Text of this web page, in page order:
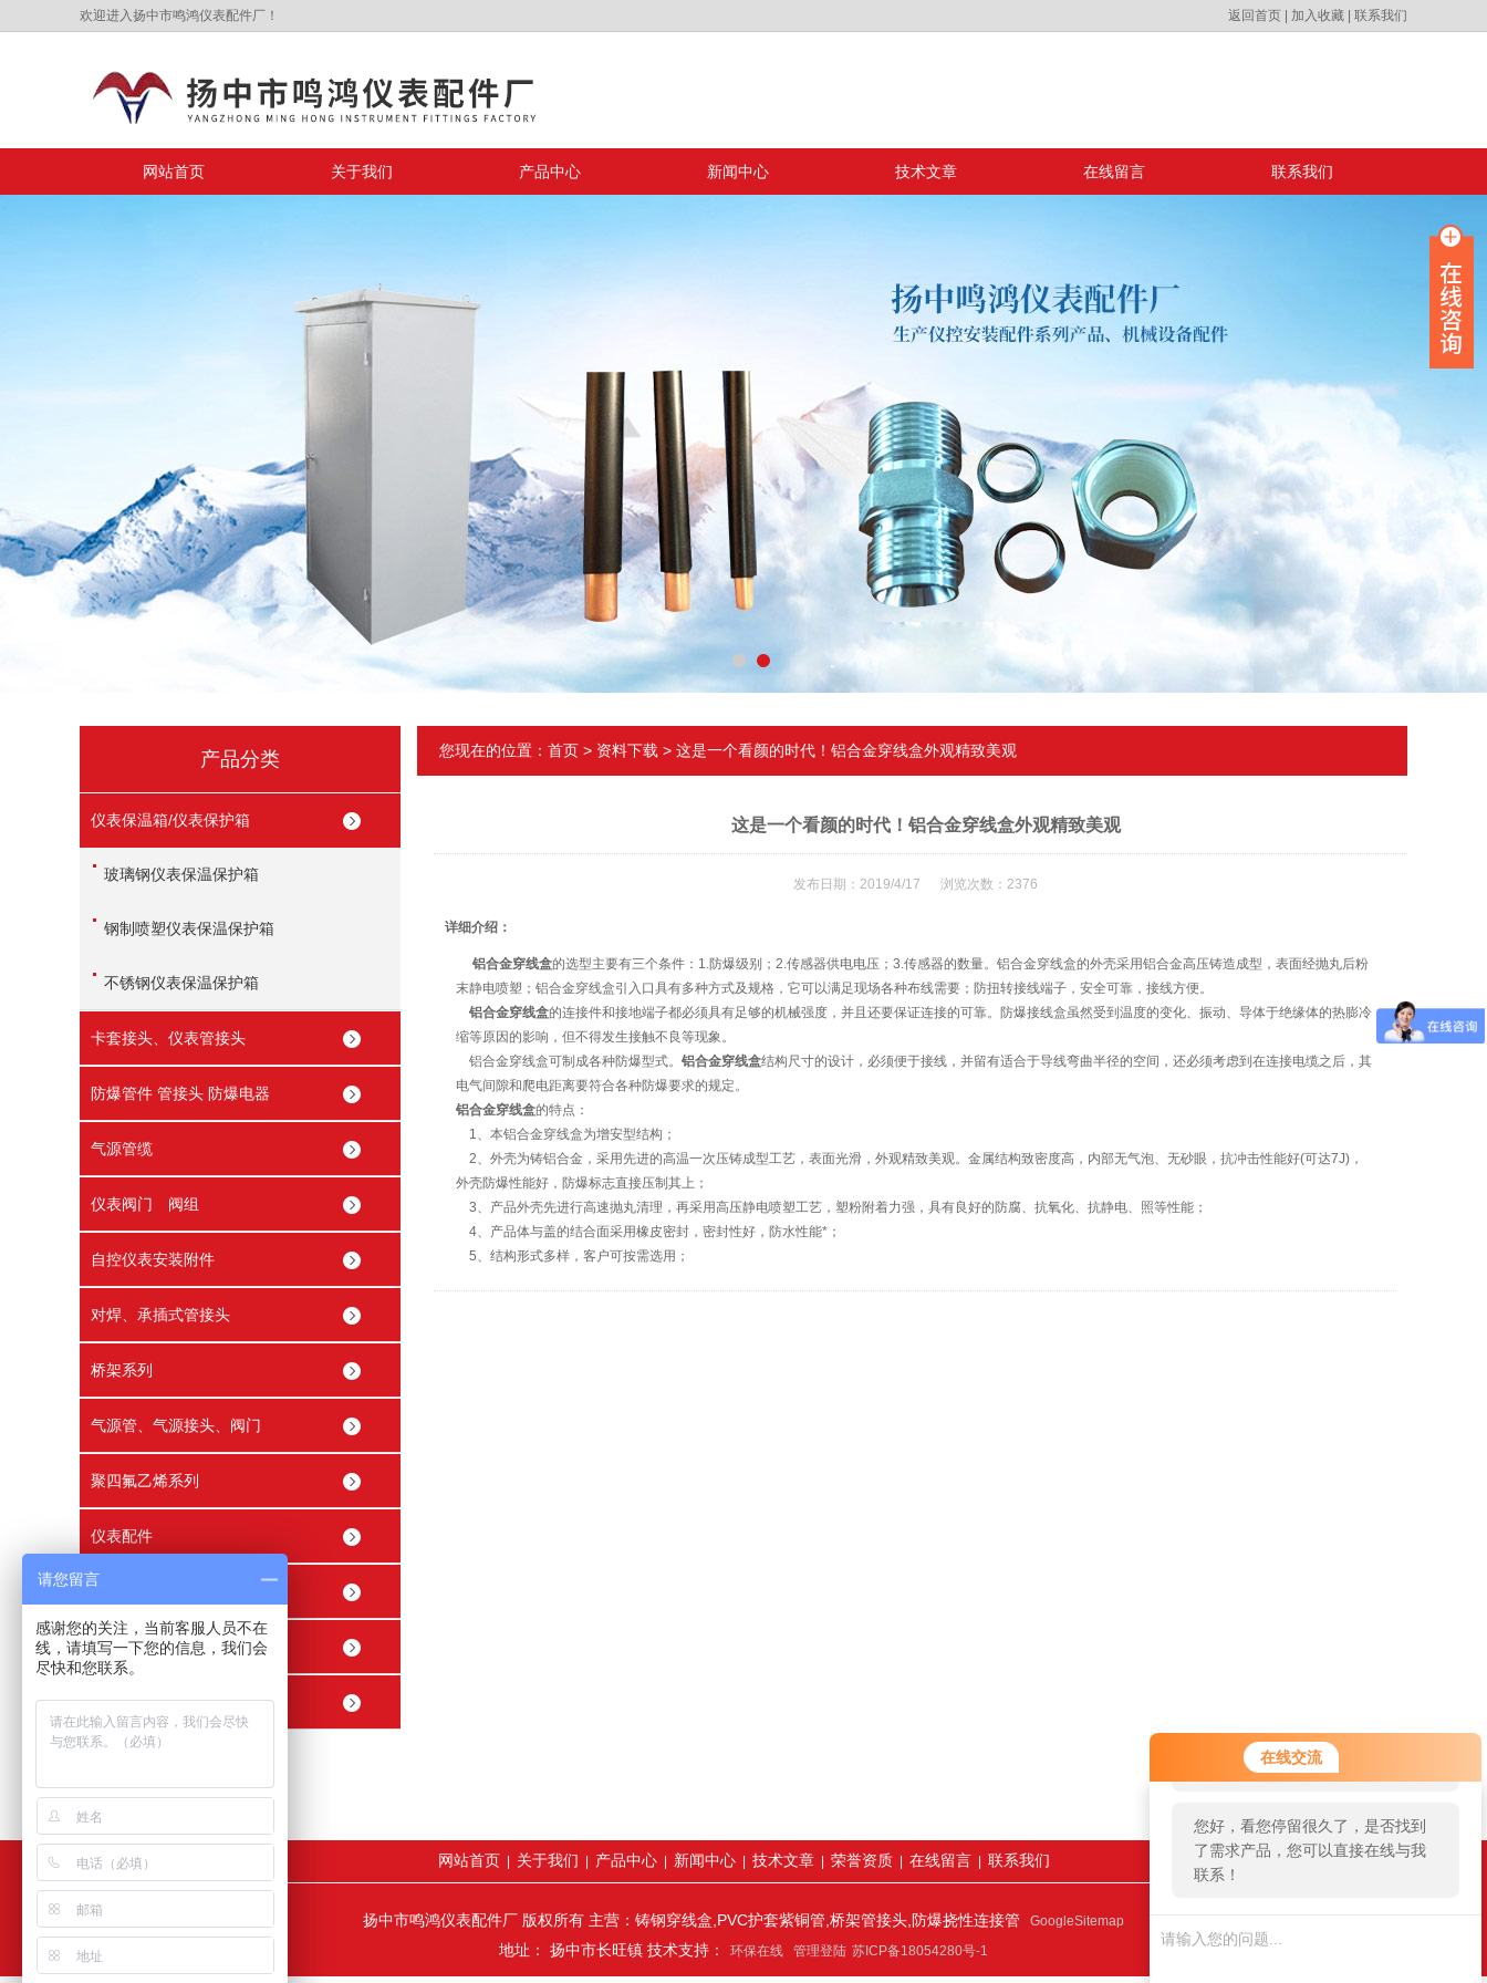
在线交流
您好！欢迎前来咨询，很高兴为您
服务，请问您要咨询什么问题呢？
您好，看您停留很久了，是否找到
了需求产品，您可以直接在线与我
联系！
欢迎进入扬中市鸣鸿仪表配件厂！ 返回首页 加入收藏 联系我们
网站首页 关于我们 产品中心 新闻中心 技术文章 在线留言 联系我们
产品分类
仪表保温箱/仪表保护箱
玻璃钢仪表保温保护箱
钢制喷塑仪表保温保护箱
不锈钢仪表保温保护箱
卡套接头、仪表管接头
防爆管件 管接头 防爆电器
气源管缆
仪表阀门 阀组
自控仪表安装附件
对焊、承插式管接头
桥架系列
气源管、气源接头、阀门
聚四氟乙烯系列
仪表配件
穿线管接头 穿线盒
精密内螺纹止回阀
精密球阀
您现在的位置： 首页 > 资料下载 > 这是一个看颜的时代！铝合金穿线盒外观精致美观
这是一个看颜的时代！铝合金穿线盒外观精致美观
发布日期：2019/4/17 浏览次数：2376
详细介绍：
铝合金穿线盒的选型主要有三个条件：1.防爆级别；2.传感器供电电压；3.传感器的数量。铝合金穿线盒的外壳采用铝合金高压铸造成型，表面经抛丸后粉
末静电喷塑；铝合金穿线盒引入口具有多种方式及规格，它可以满足现场各种布线需要；防扭转接线端子，安全可靠，接线方便。
铝合金穿线盒的连接件和接地端子都必须具有足够的机械强度，并且还要保证连接的可靠。防爆接线盒虽然受到温度的变化、振动、导体于绝缘体的热膨冷
缩等原因的影响，但不得发生接触不良等现象。
铝合金穿线盒可制成各种防爆型式。 铝合金穿线盒结构尺寸的设计，必须便于接线，并留有适合于导线弯曲半径的空间，还必须考虑到在连接电缆之后，其
电气间隙和爬电距离要符合各种防爆要求的规定。
铝合金穿线盒的特点：
1、本铝合金穿线盒为增安型结构；
2、外壳为铸铝合金，采用先进的高温一次压铸成型工艺，表面光滑，外观精致美观。金属结构致密度高，内部无气泡、无砂眼，抗冲击性能好(可达7J)，
外壳防爆性能好，防爆标志直接压制其上；
3、产品外壳先进行高速抛丸清理，再采用高压静电喷塑工艺，塑粉附着力强，具有良好的防腐、抗氧化、抗静电、照等性能；
4、产品体与盖的结合面采用橡皮密封，密封性好，防水性能*；
5、结构形式多样，客户可按需选用；
网站首页 关于我们 产品中心| 新闻中心| 技术文章| 荣誉资质| 在线留言 联系我们
扬中市鸣鸿仪表配件厂 版权所有 主营：铸钢穿线盒,PVC护套紫铜管,桥架管接头,防爆挠性连接管 GoogleSitemap
地址： 扬中市长旺镇 技术支持： 环保在线 管理登陆 苏ICP备18054280号-1
请您留言
感谢您的关注，当前客服人员不在
线，请填写一下您的信息，我们会
尽快和您联系。